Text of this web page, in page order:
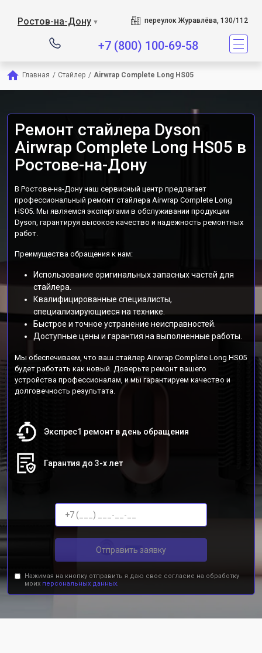
Ростов-на-Дону ▼ переулок Журавлёва, 130/112
+7 (800) 100-69-58
Главная / Стайлер / Airwrap Complete Long HS05
Ремонт стайлера Dyson
Airwrap Complete Long HS05 в
Ростове-на-Дону
В Ростове-на-Дону наш сервисный центр предлагает
профессиональный ремонт стайлера Airwrap Complete Long
HS05. Мы являемся экспертами в обслуживании продукции
Dyson, гарантируя высокое качество и надежность ремонтных
работ.
Преимущества обращения к нам:
Использование оригинальных запасных частей для
стайлера.
Квалифицированные специалисты,
специализирующиеся на технике.
Быстрое и точное устранение неисправностей.
Доступные цены и гарантия на выполненные работы.
Мы обеспечиваем, что ваш стайлер Airwrap Complete Long HS05
будет работать как новый. Доверьте ремонт вашего
устройства профессионалам, и мы гарантируем качество и
долговечность результата.
Экспрес1 ремонт в день обращения
Гарантия до 3-х лет
Отправить заявку
Нажимая на кнопку отправить я даю свое согласие на обработку
моих персональных данных.